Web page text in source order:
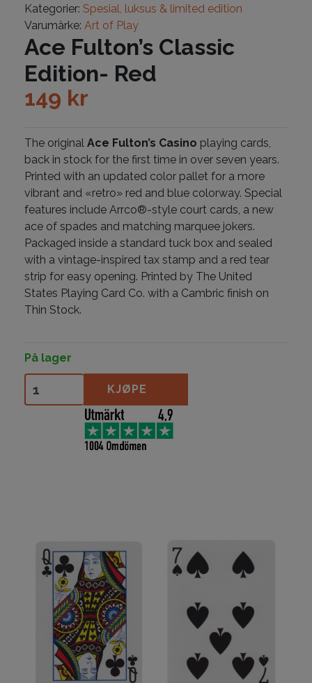
Kategorier: Spesial, luksus & limited edition
Varumärke: Art of Play
Ace Fulton’s Classic
Edition- Red
149 kr
The original Ace Fulton’s Casino playing cards,
back in stock for the first time in over seven years.
Printed with an updated color pallet for a more
vibrant and «retro» red and blue colorway. Special
features include Arrco®-style court cards, a new
ace of spades and matching marquee jokers.
Packaged inside a standard tuck box and sealed
with a vintage-inspired tax stamp and a red tear
strip for easy opening. Printed by The United
States Playing Card Co. with a Cambric finish on
Thin Stock.
På lager
KJØPE